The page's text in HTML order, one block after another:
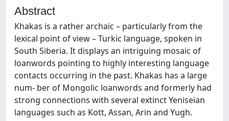
Abstract
Khakas is a rather archaic – particularly from the
lexical point of view – Turkic language, spoken in
South Siberia. It displays an intriguing mosaic of
loanwords pointing to highly interesting language
contacts occurring in the past. Khakas has a large
num- ber of Mongolic loanwords and formerly had
strong connections with several extinct Yeniseian
languages such as Kott, Assan, Arin and Yugh.